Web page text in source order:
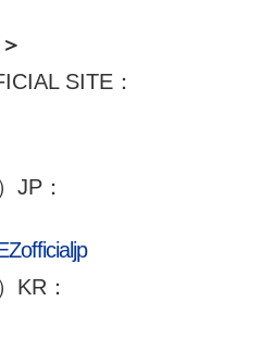
SITE：
JP：
KR：